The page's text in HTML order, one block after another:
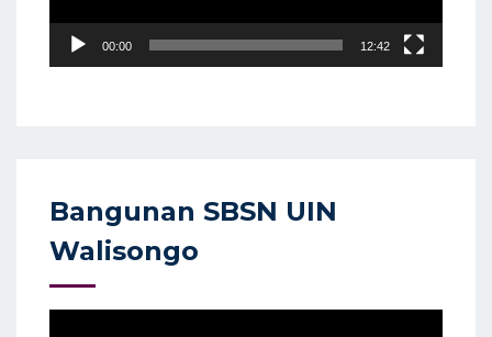
00:00 12:42
Bangunan SBSN UIN
Walisongo